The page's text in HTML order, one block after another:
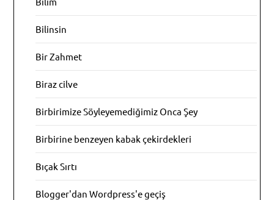
Bilinsin
Bir Zahmet
Biraz cilve
Birbirimize Söyleyemediğimiz Onca Şey
Birbirine benzeyen kabak çekirdekleri
Bıçak Sırtı
Blogger'dan Wordpress'e geçiş